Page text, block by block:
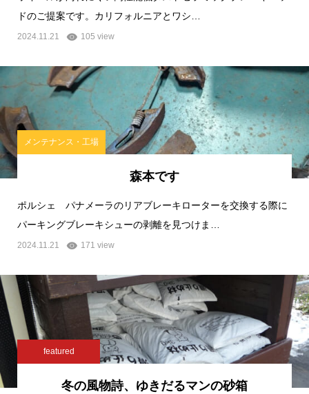
ドのご提案です。カリフォルニアとワシ…
2024.11.21 105 view
メンテナンス・工場
森本です
ポルシェ パナメーラのリアブレーキローターを交換する際に
パーキングブレーキシューの剥離を見つけま…
2024.11.21 171 view
featured
冬の風物詩、ゆきだるマンの砂箱